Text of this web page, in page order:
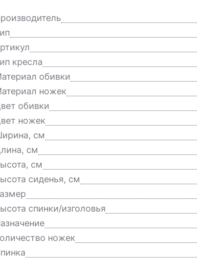
кресла
обивки
ножек
обивки
ножек
см
см
см
сиденья, см
спинки/изголовья
ножек